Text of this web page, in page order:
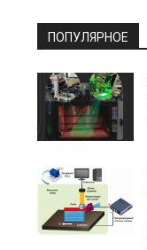
ПОПУЛЯРНОЕ